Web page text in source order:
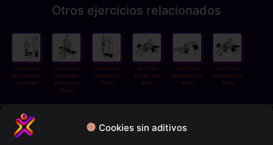
Cookies sin aditivos
Otros ejercicios relacionados
Curl Femoral
Libre Asistido
con Polea
Extensión de
Cuádriceps
Aislada con
Banda
Extensión de
Gemelos en
Polea
Hip Thrust
Aislado con
Barra
Hip Thrust
Declinado con
Barra
Hip Thrust
Inclinado con
Barra